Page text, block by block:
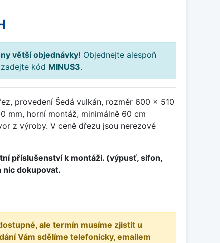
větší objednávky! Objednejte alespoň
kód MINUS3.
provedení Šedá vulkán, rozměr 600 x 510
mm, horní montáž, minimálně 60 cm
z výroby. V ceně dřezu jsou nerezové
příslušenství k montáži. (výpusť, sifon,
dokupovat.
ale termín musíme zjistit u
Vám sdělíme telefonicky, emailem